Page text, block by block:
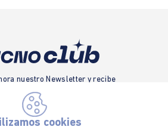
cookies
nuestro Newsletter y recibe
y lo último en moda
AHORA